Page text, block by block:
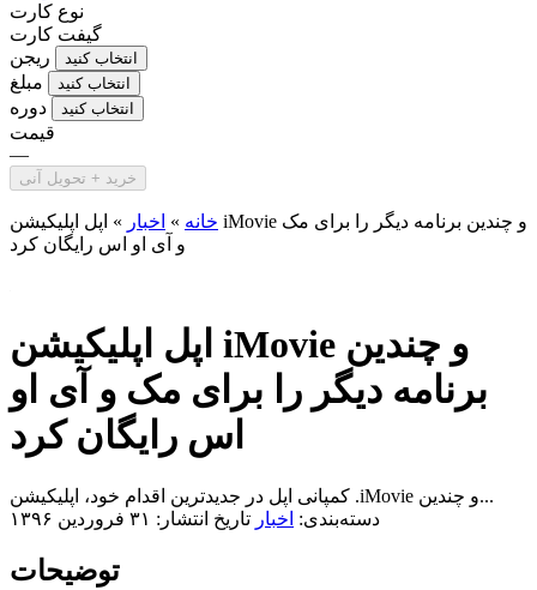
نوع کارت
گیفت کارت
ریجن
انتخاب کنید
مبلغ انتخاب کنید
دوره انتخاب کنید
قیمت
—
خرید + تحویل آنی
خانه » اخبار » اپل اپلیکیشن‌ iMovie و چندین برنامه دیگر را برای مک
و آی او اس رایگان کرد
اپل اپلیکیشن‌ iMovie و چندین
برنامه دیگر را برای مک و آی او
اس رایگان کرد
کمپانی اپل در جدیدترین اقدام خود، اپلیکیشن‌ .iMovie و چندین...
دسته‌بندی: اخبار تاریخ انتشار: ۳۱ فروردین ۱۳۹۶
توضیحات